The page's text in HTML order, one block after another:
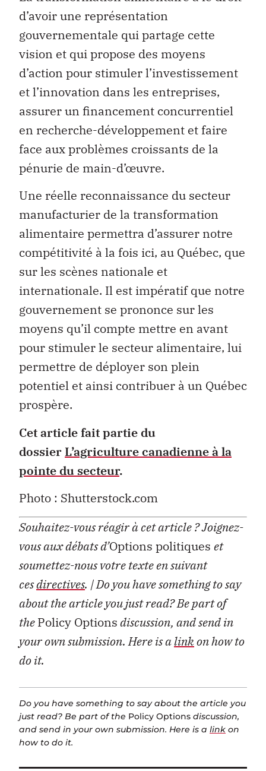
d’avoir une représentation
gouvernementale qui partage cette
vision et qui propose des moyens
d’action pour stimuler l’investissement
et l’innovation dans les entreprises,
assurer un financement concurrentiel
en recherche-développement et faire
face aux problèmes croissants de la
pénurie de main-d’œuvre.
Une réelle reconnaissance du secteur
manufacturier de la transformation
alimentaire permettra d’assurer notre
compétitivité à la fois ici, au Québec, que
sur les scènes nationale et
internationale. Il est impératif que notre
gouvernement se prononce sur les
moyens qu’il compte mettre en avant
pour stimuler le secteur alimentaire, lui
permettre de déployer son plein
potentiel et ainsi contribuer à un Québec
prospère.
Cet article fait partie du
dossier L’agriculture canadienne à la
pointe du secteur.
Photo : Shutterstock.com
Souhaitez-vous réagir à cet article ?Joignez-
vous aux débats d’Options politiques et
soumettez-nous votre texte en suivant
cesdirectives. | Do you have something to say
about the article you just read? Be part of
thePolicy Optionsdiscussion, and send in
your own submission. Here is alinkon how to
do it.
Do you have something to say about the article you
just read? Be part of the Policy Options discussion,
and send in your own submission. Here is a link on
how to do it.